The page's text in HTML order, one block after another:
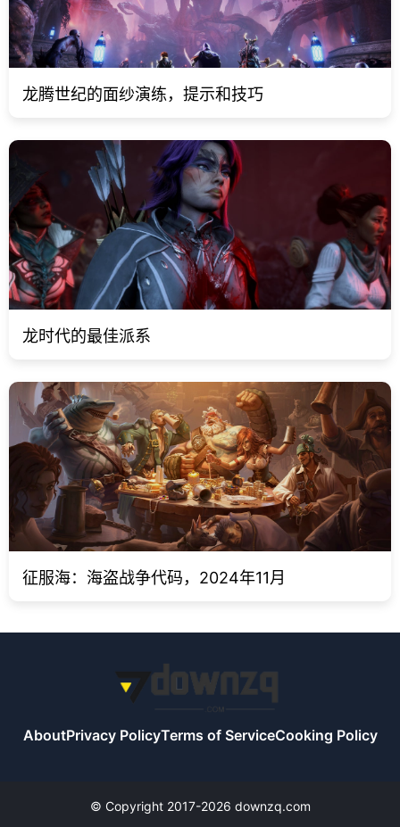
龙腾世纪的面纱演练，提示和技巧
龙时代的最佳派系
征服海：海盗战争代码，2024年11月
AboutPrivacy PolicyTerms of ServiceCooking Policy
© Copyright 2017-2026 downzq.com